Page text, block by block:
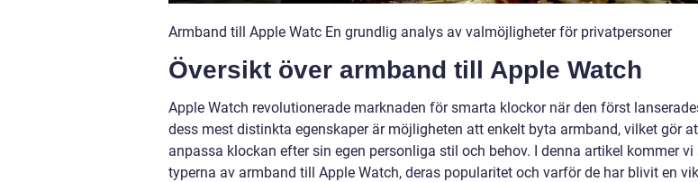
Armband till Apple Watc En grundlig analys av valmöjligheter för privatpersoner
Översikt över armband till Apple Watch
Apple Watch revolutionerade marknaden för smarta klockor när den först
dess mest distinkta egenskaper är möjligheten att enkelt byta armband, vilket gör
anpassa klockan efter sin egen personliga stil och behov. I denna artikel kommer
typerna av armband till Apple Watch, deras popularitet och varför de har blivit en